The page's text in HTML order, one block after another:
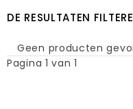
DE RESULTATEN
Geen producten
Pagina 1 van 1